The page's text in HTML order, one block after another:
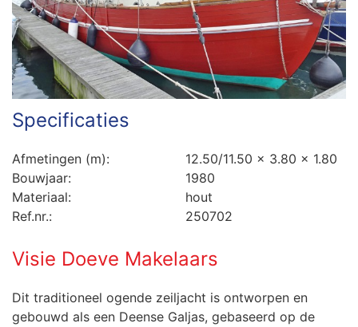
Specificaties
Afmetingen (m):
12.50/11.50 x 3.80 x 1.80
Bouwjaar:
1980
Materiaal:
hout
Ref.nr.:
250702
Visie Doeve Makelaars
Dit traditioneel ogende zeiljacht is ontworpen en
gebouwd als een Deense Galjas, gebaseerd op de